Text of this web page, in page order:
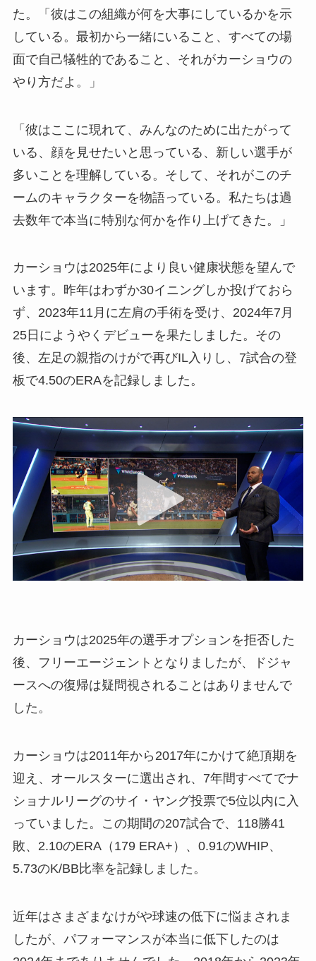
た。「彼はこの組織が何を大事にしているかを示
している。最初から一緒にいること、すべての場
面で自己犠牲的であること、それがカーショウの
やり方だよ。」
「彼はここに現れて、みんなのために出たがって
いる、顔を見せたいと思っている、新しい選手が
多いことを理解している。そして、それがこのチ
ームのキャラクターを物語っている。私たちは過
去数年で本当に特別な何かを作り上げてきた。」
カーショウは2025年により良い健康状態を望んで
います。昨年はわずか30イニングしか投げておら
ず、2023年11月に左肩の手術を受け、2024年7月
25日にようやくデビューを果たしました。その
後、左足の親指のけがで再びIL入りし、7試合の登
板で4.50のERAを記録しました。
カーショウは2025年の選手オプションを拒否した
後、フリーエージェントとなりましたが、ドジャ
ースへの復帰は疑問視されることはありませんで
した。
カーショウは2011年から2017年にかけて絶頂期を
迎え、オールスターに選出され、7年間すべてでナ
ショナルリーグのサイ・ヤング投票で5位以内に入
っていました。この期間の207試合で、118勝41
敗、2.10のERA（179 ERA+）、0.91のWHIP、
5.73のK/BB比率を記録しました。
近年はさまざまなけがや球速の低下に悩まされま
したが、パフォーマンスが本当に低下したのは